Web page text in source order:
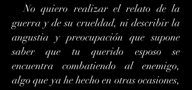
No quiero realizar el relato de la
guerra y de su crueldad, ni describir la
angustia y preocupación que supone
saber que tu querido esposo se
encuentra combatiendo al enemigo,
algo que ya he hecho en otras ocasiones,